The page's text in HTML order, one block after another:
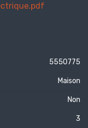
5550775
Maison
Non
3